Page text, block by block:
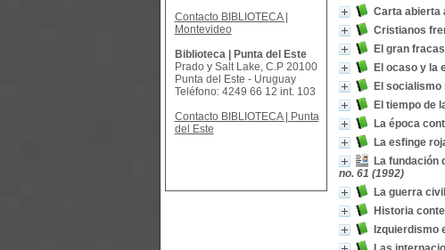
Carta abierta
Cristianos
El gran
El ocaso y la
El
El tiempo de
La época
La esfinge
La fundación
no. 61 (1992)
La guerra
Historia
Izquierdismo
Contacto BIBLIOTECA |
Montevideo
Biblioteca | Punta del Este
Prado y Salt Lake, C.P 20100
Punta del Este - Uruguay
Teléfono: 4249 66 12 int. 103
Contacto BIBLIOTECA | Punta
del Este